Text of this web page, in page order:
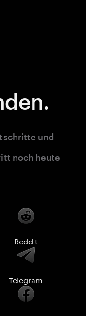
und
noch heute
Reddit
Telegram